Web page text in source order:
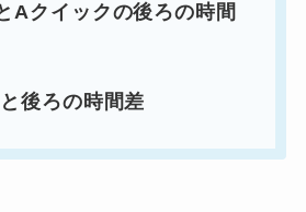
Aクイックの後ろの時間
後ろの時間差